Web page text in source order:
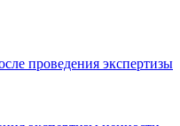
проведения экспертизы